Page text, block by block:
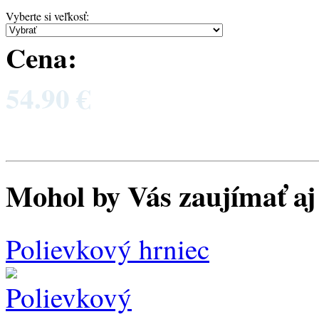
Vyberte si veľkosť:
Cena:
54.90 €
Mohol by Vás zaujímať
Polievkový hrniec